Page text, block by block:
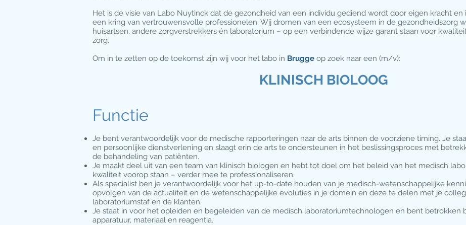
Het is de visie van Labo Nuytinck dat de gezondheid van een individu gediend wordt door eigen kracht
een kring van vertrouwensvolle professionelen. Wij dromen van een ecosysteem in de gezondheidszorg
huisartsen, andere zorgverstrekkers én laboratorium – op een verbindende wijze garant staan voor
zorg.
Om in te zetten op de toekomst zijn wij voor het labo in Brugge op zoek naar een (m/v):
KLINISCH BIOLOOG
Functie
Je bent verantwoordelijk voor de medische rapporteringen naar de arts binnen de voorziene timing. Je
en persoonlijke dienstverlening en slaagt erin de arts te ondersteunen in het beslissingsproces met
de behandeling van patiënten.
Je maakt deel uit van een team van klinisch biologen en hebt tot doel om het beleid van het medisch
kwaliteit voorop staan – verder mee te professionaliseren.
Als specialist ben je verantwoordelijk voor het up-to-date houden van je medisch-wetenschappelijke
opvolgen van de actualiteit en de wetenschappelijke evoluties in je domein en deze te delen met je
laboratoriumstaf en de klanten.
Je staat in voor het opleiden en begeleiden van de medisch laboratoriumtechnologen en bent betrokken
apparatuur, materiaal en reagentia.